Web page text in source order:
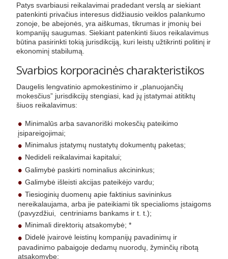
Patys svarbiausi reikalavimai pradedant verslą ar siekiant
patenkinti privačius interesus didžiausio veiklos palankumo
zonoje, be abejonės, yra aiškumas, tikrumas ir įmonių bei
kompanijų saugumas. Siekiant patenkinti šiuos reikalavimus
būtina pasirinkti tokią jurisdikciją, kuri leistų užtikrinti politinį ir
ekonominį stabilumą.
Svarbios korporacinės charakteristikos
Daugelis lengvatinio apmokestinimo ir „planuojančių
mokesčius” jurisdikcijų stengiasi, kad jų įstatymai atitiktų
šiuos reikalavimus:
Minimalūs arba savanoriški mokesčių pateikimo
įsipareigojimai;
Minimalus įstatymų nustatytų dokumentų paketas;
Nedideli reikalavimai kapitalui;
Galimybė paskirti nominalius akcininkus;
Galimybė išleisti akcijas pateikėjo vardu;
Tiesioginių duomenų apie faktinius savininkus
nereikalaujama, arba jie pateikiami tik specialioms įstaigoms
(pavyzdžiui, centriniams bankams ir t. t.);
Minimali direktorių atsakomybė; *
Didelė įvairovė leistinų kompanijų pavadinimų ir
pavadinimo pabaigoje dedamų nuorodų, žyminčių ribotą
atsakomybę;